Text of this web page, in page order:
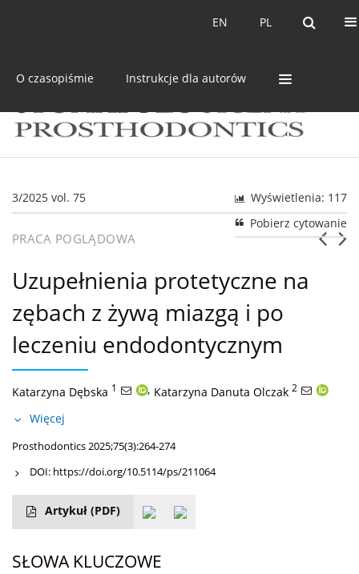
PL
EN PL
EN
O czasopiśmie Instrukcje dla autorów
3/2025 vol. 75
Wyświetlenia: 117
Pobierz cytowanie
PRACA POGLĄDOWA
Uzupełnienia protetyczne na
zębach z żywą miazgą i po
leczeniu endodontycznym
Katarzyna Dębska 1 , Katarzyna Danuta Olczak 2
Więcej
Prosthodontics 2025;75(3):264-274
DOI: https://doi.org/10.5114/ps/211064
Artykuł (PDF)
SŁOWA KLUCZOWE